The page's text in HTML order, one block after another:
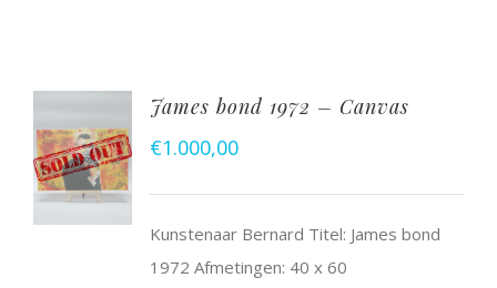
James bond 1972 – Canvas
€1.000,00
Kunstenaar Bernard Titel: James bond
1972 Afmetingen: 40 x 60